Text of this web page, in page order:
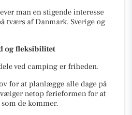
man en stigende interesse
tværs af Danmark, Sverige og
og fleksibilitet
ved camping er friheden.
for at planlægge alle dage på
netop ferieformen for at
de kommer.